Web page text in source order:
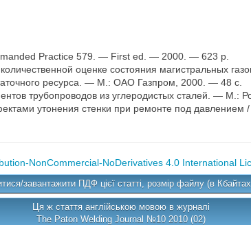
Practice 579. — First ed. — 2000. — 623 p.
оценке состояния магистральных
ресурса. — М.: ОАО Газпром, 2000. — 48 с.
трубопроводов из углеродистых сталей. — М.:
утонения стенки при ремонте под
NonCommercial-NoDerivatives 4.0 International
завантажити ПДФ цієї статті, розмір файлу (в
Ця ж стаття англійською мовою в журналі
The Paton Welding Journal №10 2010 (02)